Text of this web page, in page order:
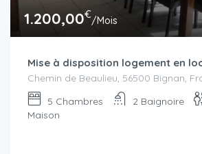
1.200,00€/Mois
Chemin de Beaulieu, 56500 Bignan,
5 Chambres 2 Baignoire
Maison